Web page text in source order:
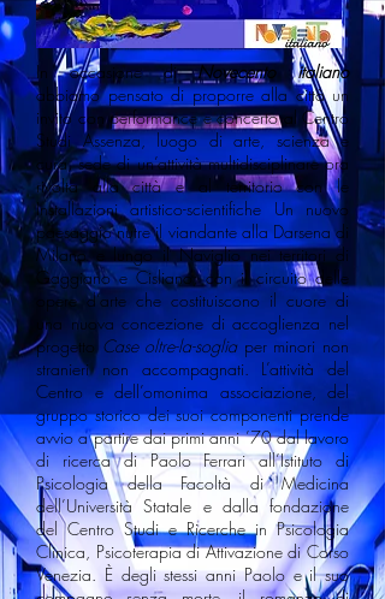
In occasione diNovecento italiano
abbiamo pensato di proporre alla città un
invito con performance e concerto al Centro
Studi Assenza, luogo di arte, scienza e
cura, sede di un’attività multidisciplinare ora
rivolta alla città e al territorio con le
Installazioni artistico-scientifiche Un nuovo
paesaggio nutre il viandante alla Darsena di
Milano e lungo il Naviglio nei territori di
Gaggiano e Cisliano; con il circuito delle
opere d’arte che costituiscono il cuore di
una nuova concezione di accoglienza nel
progetto Case oltre-la-sogliaper minori non
stranieri non accompagnati. L’attività del
Centro e dell’omonima associazione, del
gruppo storico dei suoi componenti prende
avvio a partire dai primi anni ’70 dal lavoro
di ricerca di Paolo Ferrari all’Istituto di
Psicologia della Facoltà di Medicina
dell’Università Statale e dalla fondazione
del Centro Studi e Ricerche in Psicologia
Clinica, Psicoterapia di Attivazione di Corso
Venezia. È degli stessi anni Paolo e il suo